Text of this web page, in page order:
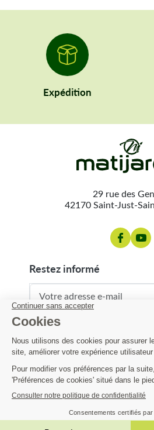
12,01 €
 
Expédition
29 rue des
42170 Saint-Just-
restez informé
contact@matijardin.fr
Matijardin
Infos pratiques